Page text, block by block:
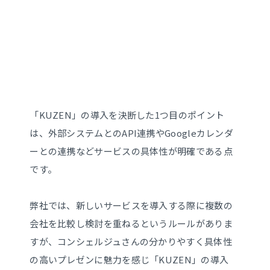
「KUZEN」の導入を決断した1つ目のポイント
は、外部システムとのAPI連携やGoogleカレンダ
ーとの連携などサービスの具体性が明確である点
です。
弊社では、新しいサービスを導入する際に複数の
会社を比較し検討を重ねるというルールがありま
すが、コンシェルジュさんの分かりやすく具体性
の高いプレゼンに魅力を感じ「KUZEN」の導入